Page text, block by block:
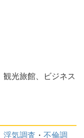
光旅館、ビジネス
浮気調査 ・ 不倫調